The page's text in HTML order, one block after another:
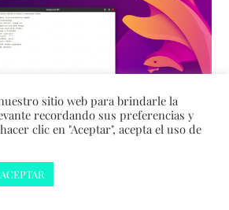
sitio web para brindarle la
recordando sus preferencias y
clic en "Aceptar", acepta el uso de
ACEPTAR